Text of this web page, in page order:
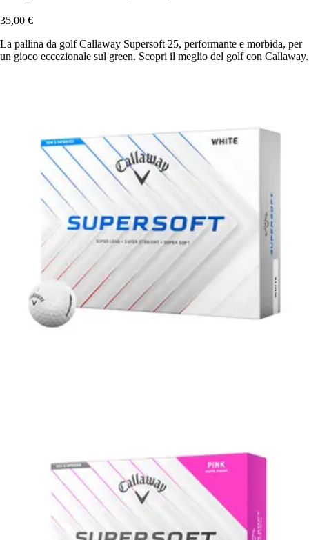
35,00 €
La pallina da golf Callaway Supersoft 25, performante e morbida, per
un gioco eccezionale sul green. Scopri il meglio del golf con Callaway.